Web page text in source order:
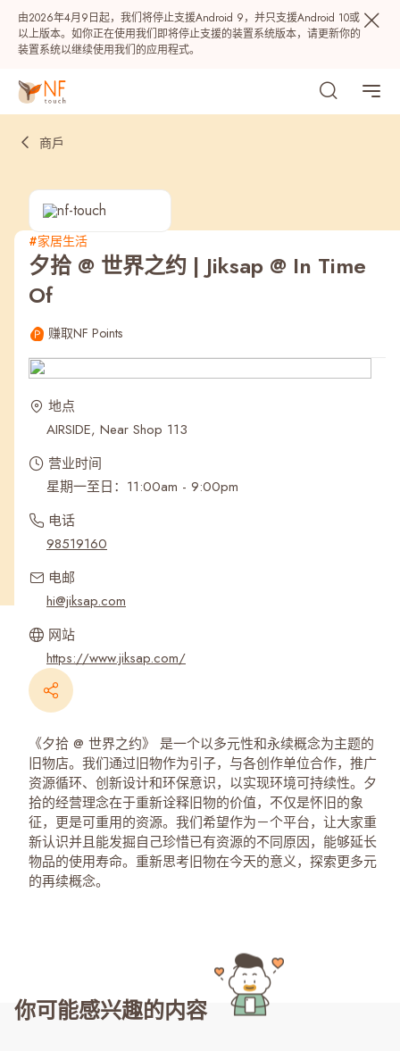
由2026年4月9日起，我们将停止支援Android 9，并只支援Android 10或
以上版本。如你正在使用我们即将停止支援的装置系统版本，请更新你的
装置系统以继续使用我们的应用程式。
热门
最近搜寻纪录
商戶
#家居生活
夕拾 @ 世界之约 | Jiksap @ In Time
Of
赚取NF Points
地点
AIRSIDE, Near Shop 113
营业时间
星期一至日：11:00am - 9:00pm
电话
98519160
电邮
hi@jiksap.com
网站
https://www.jiksap.com/
《夕拾 @ 世界之约》 是一个以多元性和永续概念为主题的
旧物店。我们通过旧物作为引子，与各创作单位合作，推广
资源循环、创新设计和环保意识，以实现环境可持续性。夕
拾的经营理念在于重新诠释旧物的价值，不仅是怀旧的象
征，更是可重用的资源。我们希望作为－个平台，让大家重
新认识并且能发掘自己珍惜已有资源的不同原因，能够延长
物品的使用寿命。重新思考旧物在今天的意义，探索更多元
的再续概念。
你可能感兴趣的内容